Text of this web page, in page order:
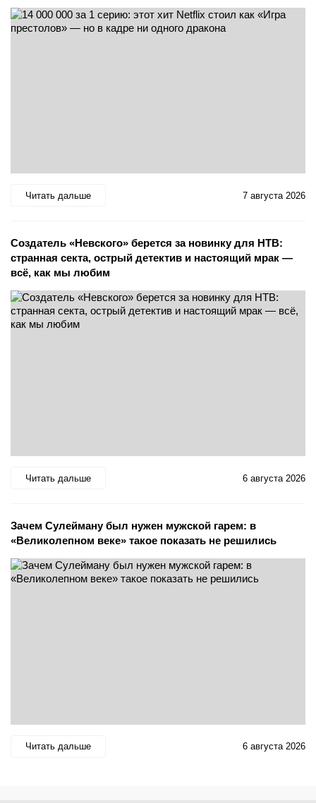
Читать дальше 7 августа 2026
Создатель «Невского» берется за новинку для НТВ:
странная секта, острый детектив и настоящий мрак —
всё, как мы любим
Читать дальше 6 августа 2026
Зачем Сулейману был нужен мужской гарем: в
«Великолепном веке» такое показать не решились
Читать дальше 6 августа 2026